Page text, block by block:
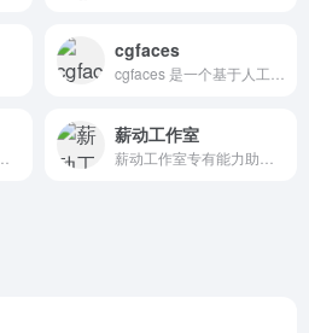
cgfaces
薪动工作室